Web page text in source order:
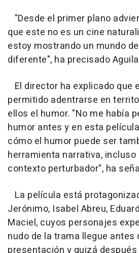
"Desde el primer plano
que este no es un cine
estoy mostrando un mundo
diferente", ha precisado
El director ha explicado que
permitido adentrarse en
ellos el humor. "No me había
humor antes y en esta
cómo el humor puede ser
herramienta narrativa, incluso
contexto perturbador", ha
La película está
Jerónimo, Isabel Abreu,
Maciel, cuyos personajes
nudo de la trama llegue antes